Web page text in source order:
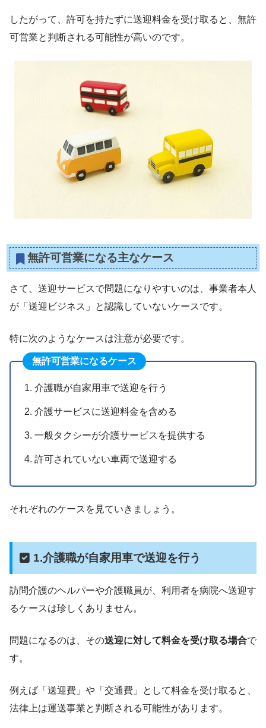
したがって、許可を持たずに送迎料金を受け取ると、無許
可営業と判断される可能性が高いのです。
無許可営業になる主なケース
さて、送迎サービスで問題になりやすいのは、事業者本人
が「送迎ビジネス」と認識していないケースです。
特に次のようなケースは注意が必要です。
無許可営業になるケース
介護職が自家用車で送迎を行う
介護サービスに送迎料金を含める
一般タクシーが介護サービスを提供する
許可されていない車両で送迎する
それぞれのケースを見ていきましょう。
1.介護職が自家用車で送迎を行う
訪問介護のヘルパーや介護職員が、利用者を病院へ送迎す
るケースは珍しくありません。
問題になるのは、その送迎に対して料金を受け取る場合で
す。
例えば「送迎費」や「交通費」として料金を受け取ると、
法律上は運送事業と判断される可能性があります。